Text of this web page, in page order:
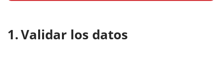
Validar los datos